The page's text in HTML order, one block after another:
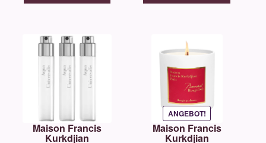
Maison Francis
Kurkdjian
Maison Francis
Kurkdjian
ANGEBOT!